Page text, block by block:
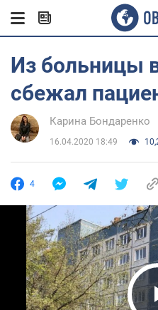
Из больницы
сбежал
Карина Бондаренко
16.04.2020 18:49
4